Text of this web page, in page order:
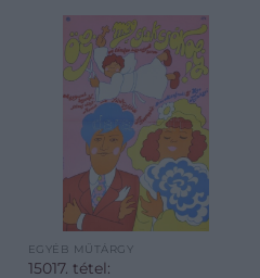
EGYÉB MŰTÁRGY
15017. tétel: